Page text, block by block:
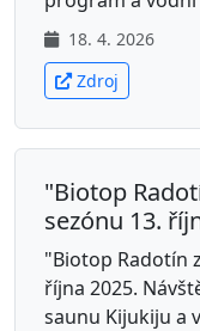
18. 4. 2026
Zdroj
"Biotop
sezónu 13.
"Biotop Radotín
října 2025.
saunu Kijukiju a